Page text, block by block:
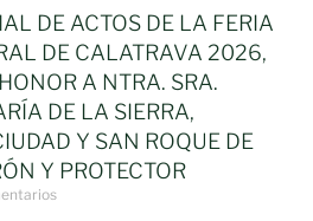
DE ACTOS DE LA FERIA
DE CALATRAVA 2026,
A NTRA. SRA.
DE LA SIERRA,
Y SAN ROQUE DE
Y PROTECTOR